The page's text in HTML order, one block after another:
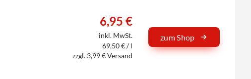
6,95 €
inkl. MwSt.
69,50 € / l
zzgl. 3,99 € Versand
zum Shop